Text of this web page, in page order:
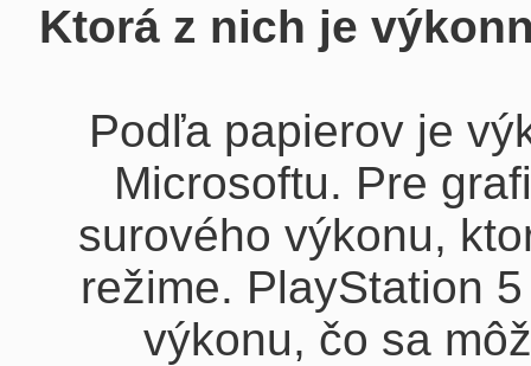
Ktorá z nich je
Podľa papierov je
Microsoftu. Pre
surového výkonu,
režime. PlayStation
výkonu, čo sa